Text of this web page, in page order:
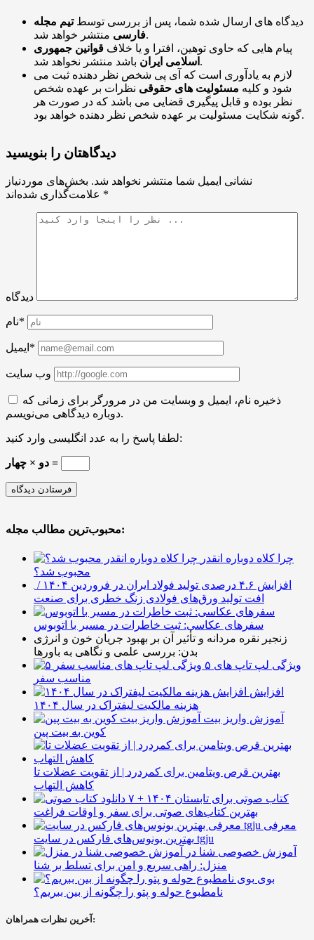
دیدگاه های ارسال شده شما، پس از بررسی توسطتیم مجله
فارسیمنتشر خواهد شد.
پیام هایی که حاوی توهین، افترا و یا خلاف قوانین جمهوری
اسلامی ایران باشد منتشر نخواهد شد.
لازم به یادآوری است که آی پی شخص نظر دهنده ثبت می
شود و کلیه مسئولیت های حقوقی نظرات بر عهده شخص
نظر بوده و قابل پیگیری قضایی می باشد که در صورت هر
گونه شکایت مسئولیت بر عهده شخص نظر دهنده خواهد بود.
دیدگاهتان را بنویسید
نشانی ایمیل شما منتشر نخواهد شد. بخش‌های موردنیاز
*
دیدگاه
نام*
ایمیل*
وب سایت
ذخیره نام، ایمیل و وبسایت من در مرورگر برای زمانی که
دوباره دیدگاهی می‌نویسم.
لطفا پاسخ را به عدد انگلیسی وارد کنید:
دو × چهار =
محبوب‌ترین مطالب مجله:
چرا کلاه دوباره انقدر
محبوب شد؟
افزایش ۴.۶ درصدی تولید فولاد ایران در فروردین ۱۴۰۴ /
افت تولید ورق‌های فولادی زنگ خطری برای صنعت
سفرهای عکاسی: ثبت خاطرات در مسیر با اتوبوس
زنجیر نقره مردانه و تأثیر آن بر بهبود جریان خون و انرژی
بدن: بررسی علمی و نگاهی به باورها
۵ ویژگی لپ تاپ های
مناسب سفر
افزایش
هزینه مالکیت لیفتراک در سال ۱۴۰۴
آموزش واریز بیت
کوین به بیت پین
بهترین قرص ویتامین برای کمردرد | از تقویت عضلات تا
کاهش التهاب
۷ کتاب صوتی برای تابستان ۱۴۰۴ +
بهترین کتاب‌های صوتی برای سفر و اوقات فراغت
معرفی
بهترین بونوس‌های فارکس در سایت tgju
آموزش خصوصی شنا در
منزل: راهی سریع و امن برای تسلط بر شنا
بوی
نامطبوع حوله و پتو را چگونه از بین ببریم؟
آخرین نظرات همراهان: